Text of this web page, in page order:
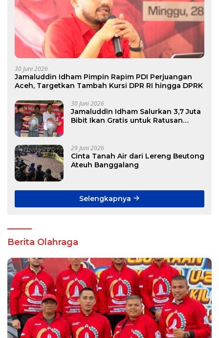
30 Juni 2026
Jamaluddin Idham Pimpin Rapim PDI Perjuangan
Aceh, Targetkan Tambah Kursi DPR RI hingga DPRK
30 Juni 2026
Jamaluddin Idham Salurkan 3,7 Juta
Bibit Ikan Gratis untuk Ratusan
29 Juni 2026
Cinta Tanah Air dari Lereng Beutong
Ateuh Banggalang
Selengkapnya
Berita Olahraga